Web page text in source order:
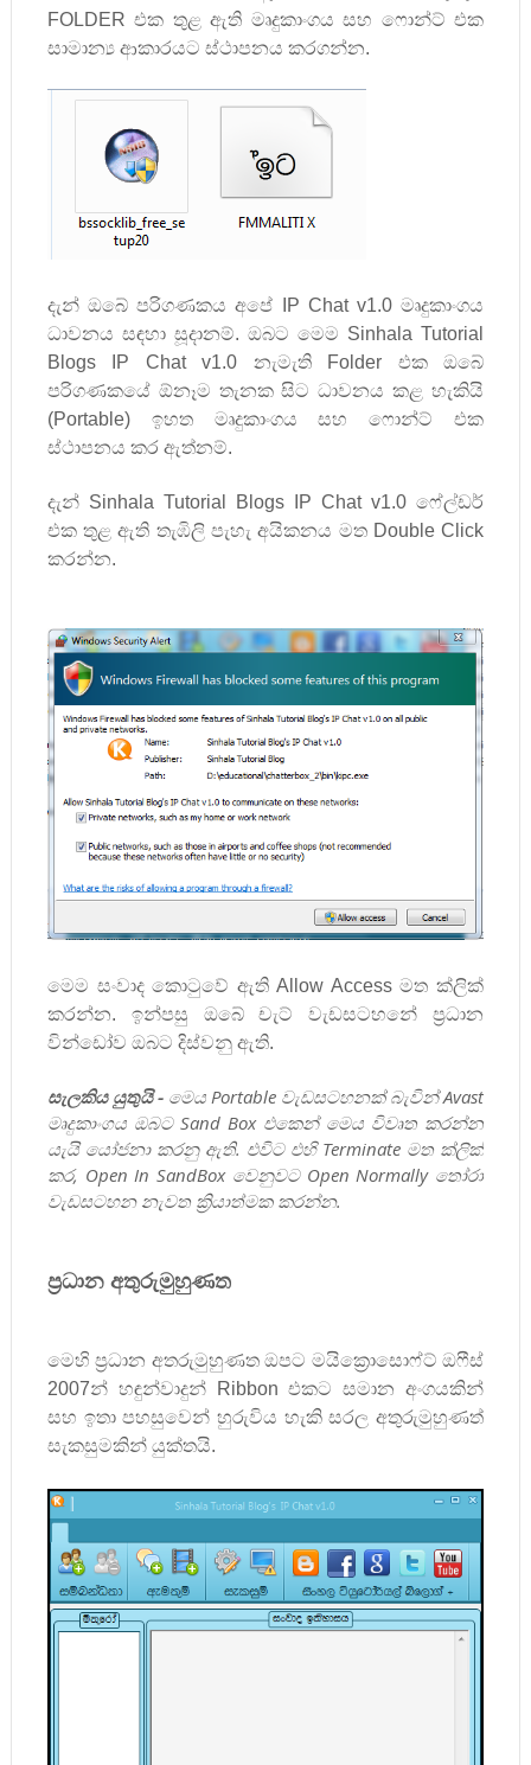
FOLDERඑක තුළ ඇති මෘදුකාංගය සහ ෆොන්ට් එක
සාමාන්‍ය ආකාරයට ස්ථාපනය කරගන්න.
දැන් ඔබේ පරිගණකය අපේ IP Chat v1.0 මෘදුකාංගය
ධාවනය සඳහා සූදානම්. ඔබට මෙම Sinhala Tutorial
Blogs IP Chat v1.0 නැමැති Folder එක ඔබේ
පරිගණකයේ ඕනෑම තැනක සිට ධාවනය කළ හැකියි
(Portable) ඉහත මෘදුකාංගය සහ ෆොන්ට් එක
ස්ථාපනය කර ඇත්නම්.
දැන් Sinhala Tutorial Blogs IP Chat v1.0 ෆේල්ඩර්
එක තුළ ඇති තැඹිලි පැහැ අයිකනය මත Double Click
කරන්න.
මෙම සංවාද කොටුවේ ඇතිAllow Accessමත ක්ලික්
කරන්න. ඉන්පසු ඔබේ චැට් වැඩසටහනේ ප්‍රධාන
වින්ඩෝව ඔබට දිස්වනු ඇති.
සැලකිය යුතුයි - මෙය Portable වැඩසටහනක් බැවින් Avast
මෘදුකාංගය ඔබට Sand Box එකෙන් මෙය විවෘත කරන්න
යැයි යෝජනා කරනු ඇති. එවිට එහි Terminate මත ක්ලික්
කර, Open In SandBox වෙනුවට Open Normally තෝරා
වැඩසටහන නැවත ක්‍රියාත්මක කරන්න.
ප්‍රධාන අතුරුමුහුණත
මෙහි ප්‍රධාන අතරුමුහුණත ඔපට මයික්‍රොසොෆ්ට් ඔෆීස්
2007න් හඳුන්වාදුන්
Ribbonඑකට සමාන අංගයකින්
සහ ඉතා පහසුවෙන් හුරුවිය හැකි සරල අතුරුමුහුණත්
සැකසුමකින් යුක්තයි.